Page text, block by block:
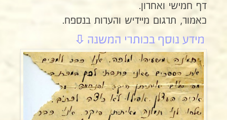
דף חמישי ואחרון.
כאמור, תרגום מיידיש והערות בנספח.